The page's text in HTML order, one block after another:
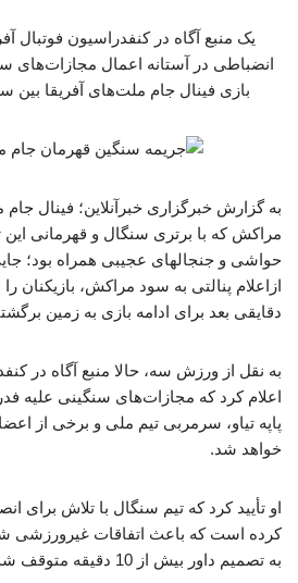
یک منبع آگاه در کنفدراسیون فوتبال
انضباطی در آستانه اعمال مجازات‌های
بازی فینال جام ملت‌های آفریقا
به گزارش خبرگزاری خبرآنلاین؛ فینال جام
مراکش که با برتری سنگال و قهرمانی این
حواشی و جنجالهای عجیبی همراه بود؛
ازاعلام پنالتی به سود مراکش، بازیکنان
دقایقی بعد برای ادامه بازی به زمین
به نقل از ورزش سه، حالا منبع آگاه در
اعلام کرد که مجازات‌های سنگینی علیه
پاپه تیاو، سرمربی تیم ملی و برخی از
خواهد شد.
او تأیید کرد که تیم سنگال با تلاش برای
کرده است که باعث اتفاقات غیرورزشی
به تصمیم داور بیش از 10 دقیقه متوقف شده است.